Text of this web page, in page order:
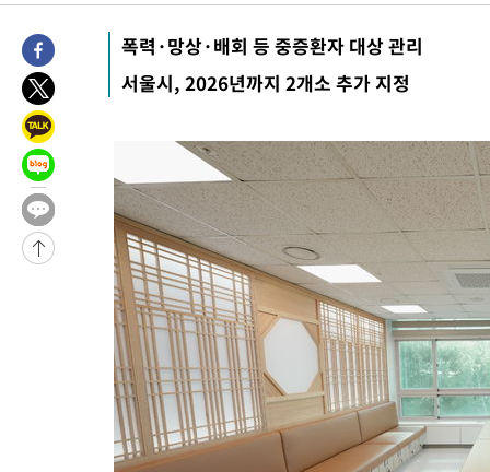
3시간 전 > 극한폭염 한풀 꺾이지만…'낮 최고 35도' 무더위, 열대야 계속[다
날씨]
4시간 전 >
축구협회 "압수수색·성접대 논란 사과…쇄신의 기회로 삼겠다"
5시간 전 >
8시간 전 >
'최고 37도' 폭염 지속…강원동해안 최대 150㎜ 비
10시간 전 >
[속보]뉴욕증시 상승 마감…S&P 0.6% 나스닥 1.3%↑
-23798초 전 >
이란 "호르무즈 재개방 합의 근접…美 배상 선행돼야"
-14845초 전 >
[속보]與최고위원 제주·인천 순회경선…박선원·최민희·서미
한민수·김용 순
-14798초 전 >
[속보]김민석, 與 전대 당원투표 누적 득표율 45.42%로 1위…
[속보]與 대표 경선 제주·인천 당원투표…金 47.75%·鄭
42.08%·宋 10.17%이강인 "아틀레티코 이적 기뻐…등번호 7번 의미보단 팀 위해
[속보]與 당대표 경선, 제주·인천 권리당원 투표 김민석 승리
낮 최고 35도 '무더위'…동해안 시간당 30㎜ '강한 비'[내일날
[속보]이강인 "감독님이 원하는 마음 느꼈고, 많은 트로피 원해
수도권 40도 육박 '펄펄'…동해안 일부 지역엔 호의주의보
폭력·망상·배회 등 중증환자 대상 관리
서울시, 2026년까지 2개소 추가 지정